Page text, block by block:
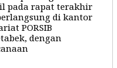
pada rapat terakhir
di kantor
PORSIB
dengan